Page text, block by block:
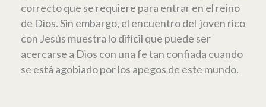
correcto que se requiere para entrar en el reino
de Dios. Sin embargo, el encuentro del joven rico
con Jesús muestra lo difícil que puede ser
acercarse a Dios con una fe tan confiada cuando
se está agobiado por los apegos de este mundo.